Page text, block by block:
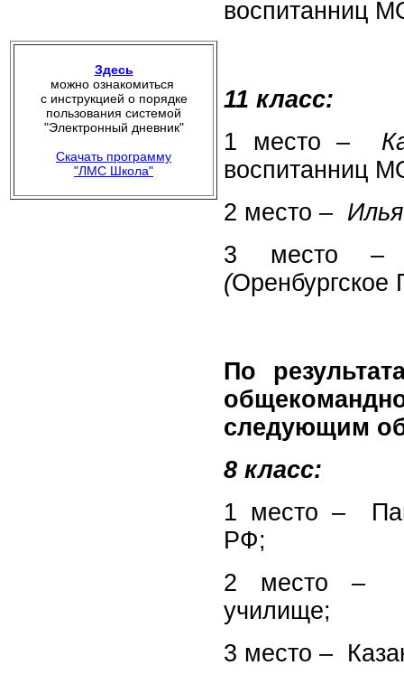
Здесь
можно ознакомиться
с инструкцией о порядке
пользования системой
"Электронный дневник"
Скачать программу
"ЛМС Школа"
воспитанниц
11 класс:
1 место –
воспитанниц
2 место –
3
(Оренбургское
По
следующим
8 класс:
1 место –
РФ;
2 место –
училище;
3 место –